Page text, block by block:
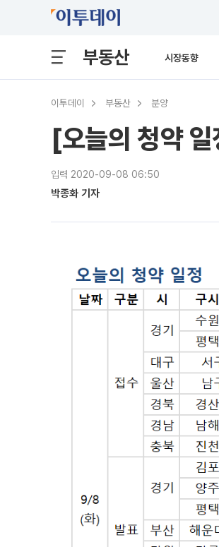
부동산 시장동향
이투데이 부동산 분양
[오늘의 청약
입력 2020-09-08 06:50
박종화 기자